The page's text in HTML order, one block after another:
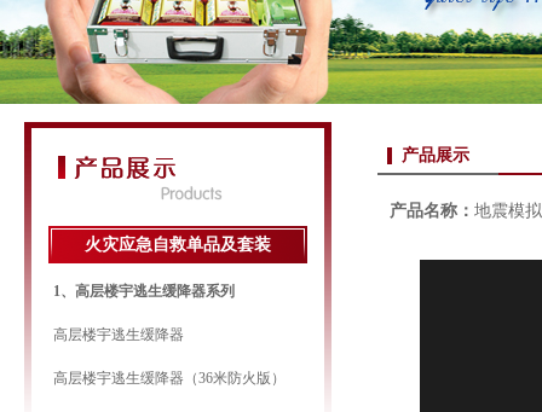
火灾应急自救单品及套装
1、高层楼宇逃生缓降器系列
高层楼宇逃生缓降器
高层楼宇逃生缓降器（36米防火版）
产品展示
产品名称： 地震模